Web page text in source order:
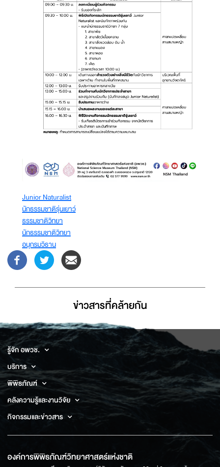
Junior Naturalist
นักธรรมชาติรุ่นเยาว์
ธรรมชาติวิทยา
นักธรรมชาติวิทยา
อนุกรมวิธาน
ข่าวสารที่่คล้ายกัน
รู้จัก อพวช.
บริการ
พิพิธภัณฑ์
คลังความรู้และงานวิจัย
กิจกรรมและข่าวสาร
องค์การพิพิธภัณฑ์วิทยาศาสตร์แห่งชาติ